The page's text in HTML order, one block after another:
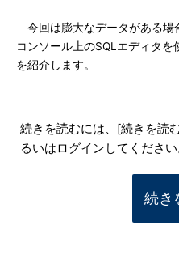
今回は膨大なデータがある場
コンソール上のSQLエディタ
を紹介します。
続きを読むには、[続きを読
るいはログインしてください
続き